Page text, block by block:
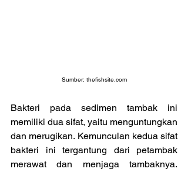
Sumber: thefishsite.com
Bakteri pada sedimen tambak ini
memiliki dua sifat, yaitu menguntungkan
dan merugikan. Kemunculan kedua sifat
bakteri ini tergantung dari petambak
merawat dan menjaga tambaknya.